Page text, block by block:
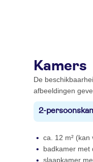
Kamers
De
afbeeldingen
2-
ca. 12 m²
badkamer met
slaapkamer